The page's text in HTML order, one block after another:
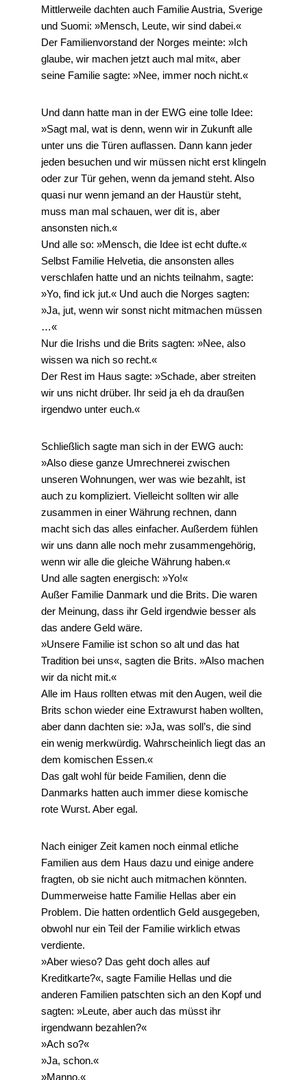
Mittlerweile dachten auch Familie Austria, Sverige
und Suomi: »Mensch, Leute, wir sind dabei.«
Der Familienvorstand der Norges meinte: »Ich
glaube, wir machen jetzt auch mal mit«, aber
seine Familie sagte: »Nee, immer noch nicht.«
Und dann hatte man in der EWG eine tolle Idee:
»Sagt mal, wat is denn, wenn wir in Zukunft alle
unter uns die Türen auflassen. Dann kann jeder
jeden besuchen und wir müssen nicht erst klingeln
oder zur Tür gehen, wenn da jemand steht. Also
quasi nur wenn jemand an der Haustür steht,
muss man mal schauen, wer dit is, aber
ansonsten nich.«
Und alle so: »Mensch, die Idee ist echt dufte.«
Selbst Familie Helvetia, die ansonsten alles
verschlafen hatte und an nichts teilnahm, sagte:
»Yo, find ick jut.« Und auch die Norges sagten:
»Ja, jut, wenn wir sonst nicht mitmachen müssen
…«
Nur die Irishs und die Brits sagten: »Nee, also
wissen wa nich so recht.«
Der Rest im Haus sagte: »Schade, aber streiten
wir uns nicht drüber. Ihr seid ja eh da draußen
irgendwo unter euch.«
Schließlich sagte man sich in der EWG auch:
»Also diese ganze Umrechnerei zwischen
unseren Wohnungen, wer was wie bezahlt, ist
auch zu kompliziert. Vielleicht sollten wir alle
zusammen in einer Währung rechnen, dann
macht sich das alles einfacher. Außerdem fühlen
wir uns dann alle noch mehr zusammengehörig,
wenn wir alle die gleiche Währung haben.«
Und alle sagten energisch: »Yo!«
Außer Familie Danmark und die Brits. Die waren
der Meinung, dass ihr Geld irgendwie besser als
das andere Geld wäre.
»Unsere Familie ist schon so alt und das hat
Tradition bei uns«, sagten die Brits. »Also machen
wir da nicht mit.«
Alle im Haus rollten etwas mit den Augen, weil die
Brits schon wieder eine Extrawurst haben wollten,
aber dann dachten sie: »Ja, was soll’s, die sind
ein wenig merkwürdig. Wahrscheinlich liegt das an
dem komischen Essen.«
Das galt wohl für beide Familien, denn die
Danmarks hatten auch immer diese komische
rote Wurst. Aber egal.
Nach einiger Zeit kamen noch einmal etliche
Familien aus dem Haus dazu und einige andere
fragten, ob sie nicht auch mitmachen könnten.
Dummerweise hatte Familie Hellas aber ein
Problem. Die hatten ordentlich Geld ausgegeben,
obwohl nur ein Teil der Familie wirklich etwas
verdiente.
»Aber wieso? Das geht doch alles auf
Kreditkarte?«, sagte Familie Hellas und die
anderen Familien patschten sich an den Kopf und
sagten: »Leute, aber auch das müsst ihr
irgendwann bezahlen?«
»Ach so?«
»Ja, schon.«
»Manno.«